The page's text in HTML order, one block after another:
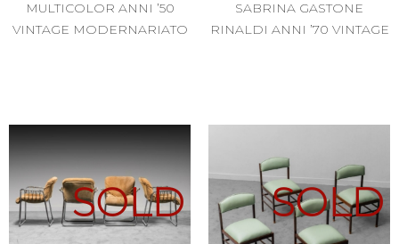
MULTICOLOR ANNI ’50
VINTAGE MODERNARIATO
SABRINA GASTONE
RINALDI ANNI ’70 VINTAGE
SOLD
SOLD